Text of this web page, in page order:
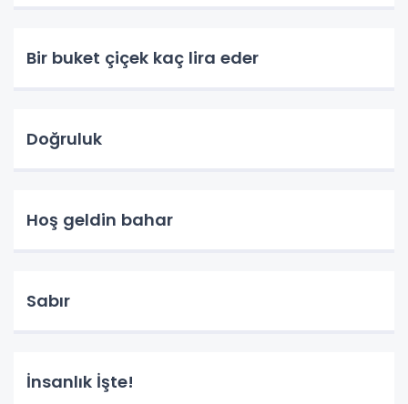
Bir buket çiçek kaç lira eder
Doğruluk
Hoş geldin bahar
Sabır
İnsanlık İşte!